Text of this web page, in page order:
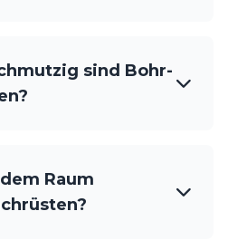
sind Bohr-
Raum